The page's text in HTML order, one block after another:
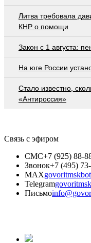
Литва требовала
КНР о помощи
Закон с 1 августа:
На юге России
Стало известно,
«Антироссия»
Связь с эфиром
СМС+7 (925) 88-
Звонок+7 (495)
MAXgovoritmskbot
Telegram
Письмо